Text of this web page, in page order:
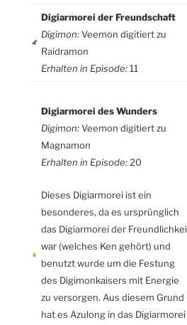
Digiarmorei der Freundschaft
Digimon:Veemon digitiert zu
Raidramon
Erhalten in Episode:11
Digiarmorei des Wunders
Digimon:Veemon digitiert zu
Magnamon
Erhalten in Episode: 20
Dieses Digiarmorei ist ein
besonderes, da es ursprünglich
das Digiarmorei der
war (welches Ken gehört) und
benutzt wurde um die Festung
des Digimonkaisers mit Energie
zu versorgen. Aus diesem Grund
hat es Azulong in das Digiarmorei